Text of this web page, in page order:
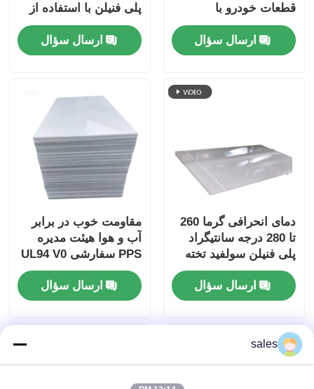
قطعات خودرو با
استحکام مکانیکی و
مقاومت حرارتی بهبود
یافته
ارسال سؤال
پلی فنیلن با استفاده از
روش های تولید ماشین
آلات مناسب برای اجزای
مکانیکی و الکتریکی
ارسال سؤال
دمای انحرافی گرما 260
تا 280 درجه سانتیگراد
پلی فنیلن سولفید تخته
طبیعی بیج روشن قهوه
ای رنگ فلش پلاستیکی
ضد شعله
ارسال سؤال
مقاومت خوب در برابر
آب و هوا هیئت مدیره
PPS سفارشی UL94 V0
درجه قابل اشتعال توصیه
شده برای قطعات
صنعتی و الکتریکی
ارسال سؤال
sales